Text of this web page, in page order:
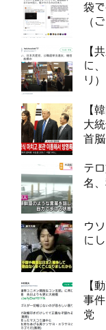
袋
（
【
に
り
【
大
首
テ
名
ウ
に
【
事
党